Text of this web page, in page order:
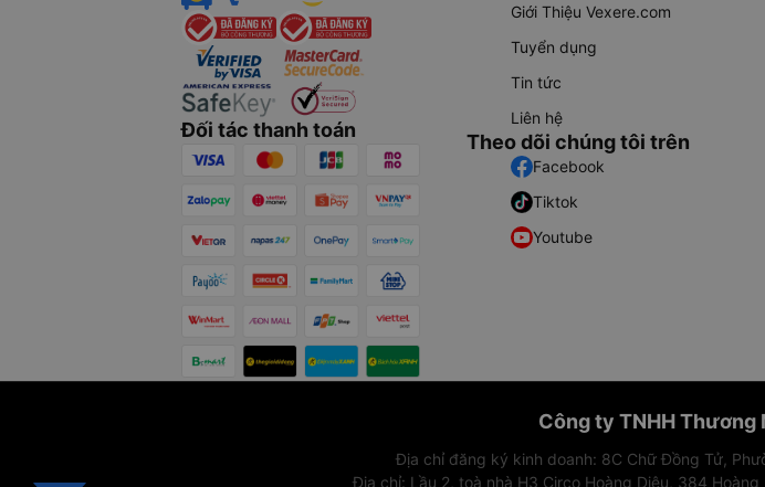
Đối tác thanh toán
Giới Thiệu Vexere.com
Tuyển dụng
Tin tức
Liên hệ
Theo dõi chúng tôi trên
Facebook
Tiktok
Youtube
Công ty TNHH Thương
Địa chỉ đăng ký kinh doanh: 8C Chữ Đồng Tử,
Địa chỉ: Lầu 2, toà nhà H3 Circo Hoàng Diệu, 384 Hoàng